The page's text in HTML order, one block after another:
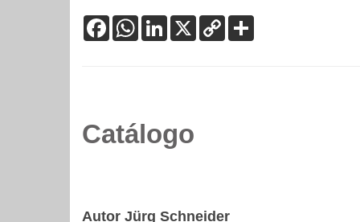
FacebookWhatsApp
LinkedIn
X Copy
Link
Catálogo
Autor Jürg Schneider